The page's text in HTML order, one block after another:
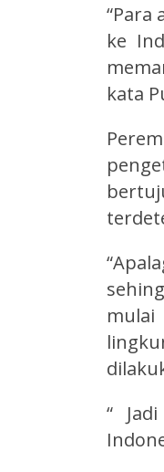
ke
kata
“